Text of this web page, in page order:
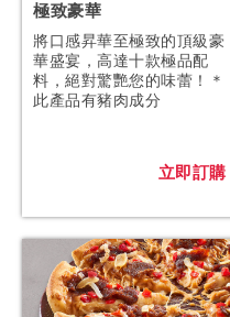
極致豪華
將口感昇華至極致的頂級豪
華盛宴，高達十款極品配
料，絕對驚艷您的味蕾！＊
此產品有豬肉成分
立即訂購